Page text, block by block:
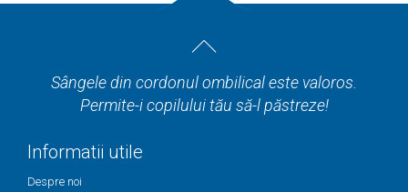
Sângele din cordonul ombilical este valoros.
Permite-i copilului tău să-l păstreze!
Informatii utile
Despre noi